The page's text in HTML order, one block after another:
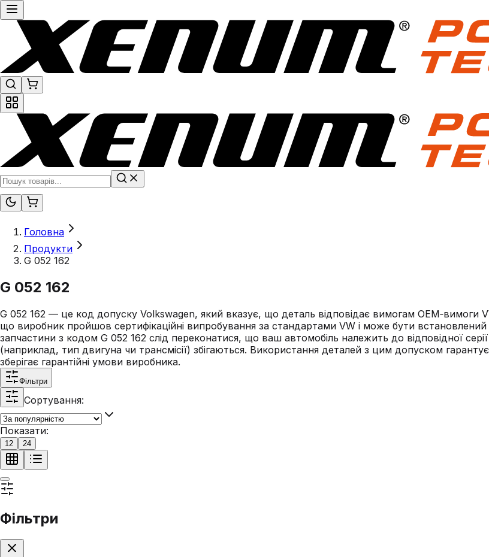
Головна
Продукти
G 052 162
G 052 162
G 052 162 — це код допуску Volkswagen, який вказує, що деталь відповідає вимогам OEM‑вимоги
що виробник пройшов сертифікаційні випробування за стандартами VW і може бути
запчастини з кодом G 052 162 слід переконатися, що ваш автомобіль належить до відповідної
(наприклад, тип двигуна чи трансмісії) збігаються. Використання деталей з цим допуском
зберігає гарантійні умови виробника.
Фільтри
Сортування:
Показати:
12 24
Фільтри